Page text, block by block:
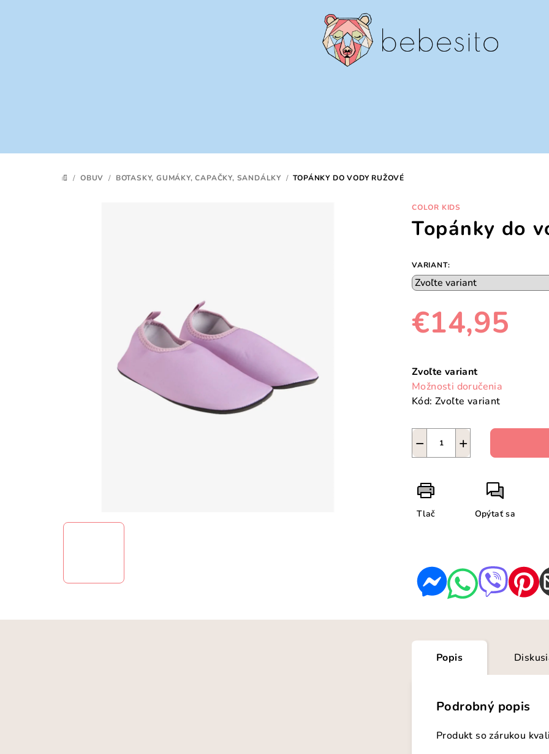
DOMOV
/ OBUV / BOTASKY, GUMÁKY, CAPAČKY, SANDÁLKY / TOPÁNKY DO VODY RUŽOVÉ
COLOR KIDS
Topánky do
VARIANT:
€14,95
cena:
Zvoľte variant
Možnosti doručenia
Kód: Zvoľte variant
+
−
Tlač Opýtať sa
Popis
Podrobný popis
Produkt so zárukou